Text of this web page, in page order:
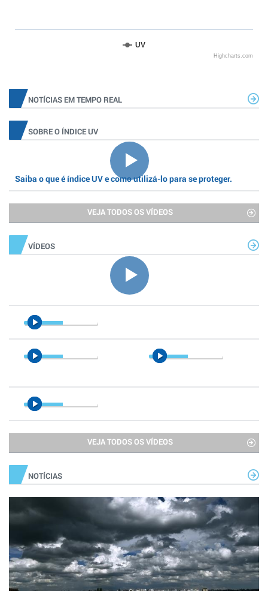
UV
Highcharts.com
NOTÍCIAS EM TEMPO REAL
SOBRE O ÍNDICE UV
Saiba o que é índice UV e como utilizá-lo para se proteger.
VEJA TODOS OS VÍDEOS
VÍDEOS
VEJA TODOS OS VÍDEOS
NOTÍCIAS